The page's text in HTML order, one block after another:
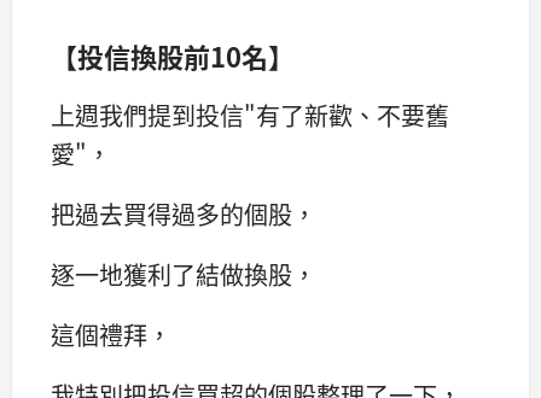
【投信換股前10名】
上週我們提到投信"有了新歡、不要舊
愛"，
把過去買得過多的個股，
逐一地獲利了結做換股，
這個禮拜，